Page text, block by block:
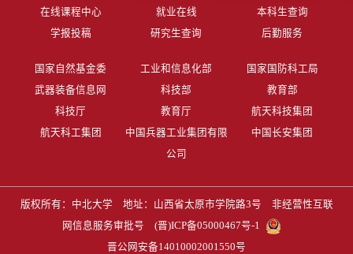
在线课程中心 就业在线
本科生查询
学报投稿
研究生查询 后勤服务
国家自然基金委 工业和信息化部
国家国防科工局
武器装备信息网
科技部
教育部
科技厅
教育厅
航天科技集团
航天科工集团
中国兵器工业集团有限
公司
中国长安集团
版权所有：中北大学 地址：山西省太原市学院路3号 非经营性互联
网信息服务审批号(晋)ICP备05000467号-1
晋公网安备14010002001550号